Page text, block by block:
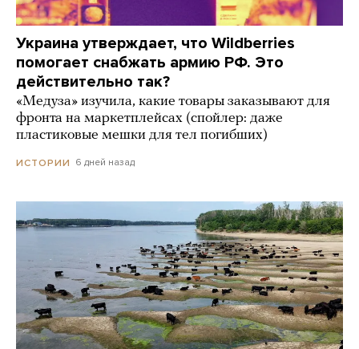
Украина утверждает, что Wildberries
помогает снабжать армию РФ. Это
действительно так?
«Медуза» изучила, какие товары заказывают для
фронта на маркетплейсах (спойлер: даже
пластиковые мешки для тел погибших)
ИСТОРИИ 6 дней назад